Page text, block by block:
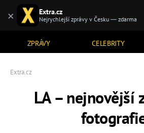
ZPRÁVY CELEBRITY
Extra.cz
LA – nejnovější
× Extra.cz
Nejrychlejší zprávy v Česku — zdarma